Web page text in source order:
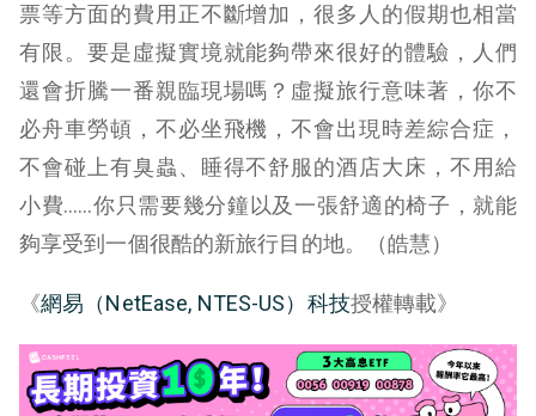
票等方面的費用正不斷增加，很多人的假期也相當
有限。要是虛擬實境就能夠帶來很好的體驗，人們
還會折騰一番親臨現場嗎？虛擬旅行意味著，你不
必舟車勞頓，不必坐飛機，不會出現時差綜合症，
不會碰上有臭蟲、睡得不舒服的酒店大床，不用給
小費……你只需要幾分鐘以及一張舒適的椅子，就能
夠享受到一個很酷的新旅行目的地。（皓慧）
《網易（NetEase, NTES-US）科技授權轉載》